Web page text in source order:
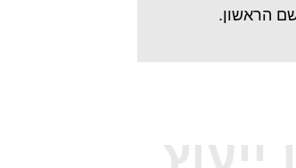
הראשון.